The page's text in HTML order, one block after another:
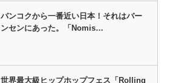
バンコクから一番近い日本！それはバー
ンセンにあった。「Nomis…
世界最大級ヒップホップフェス「Rolling